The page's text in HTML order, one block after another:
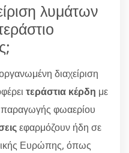
λυμάτων
διαχείριση
τεράστια κέρδη με
παραγωγής φωαερίου
εφαρμόζουν ήδη σε
Ευρώπης, όπως